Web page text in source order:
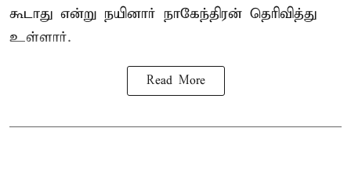
கூடாது என்று நயினார் நாகேந்திரன் தெரிவித்து
உள்ளார்.
Read More